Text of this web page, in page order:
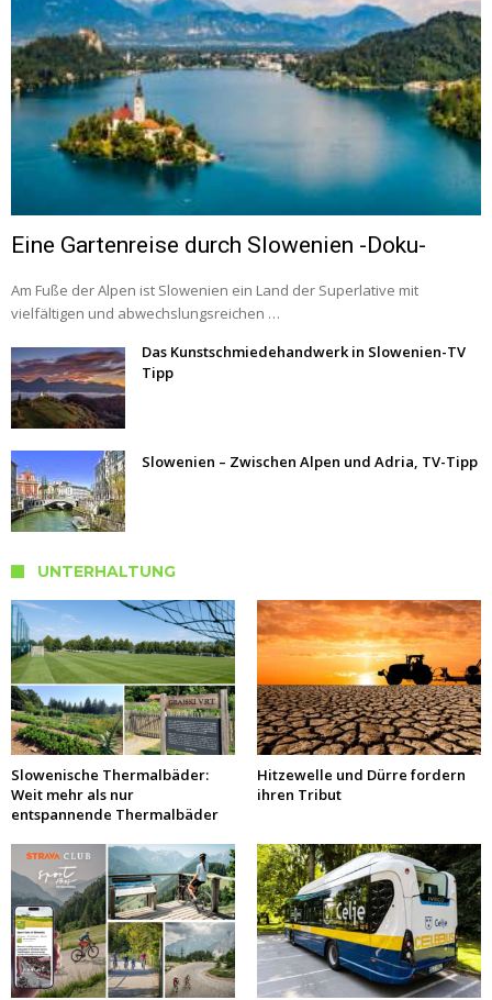
Eine Gartenreise durch Slowenien -Doku-
Am Fuße der Alpen ist Slowenien ein Land der Superlative mit
vielfältigen und abwechslungsreichen …
Das Kunstschmiedehandwerk in Slowenien-TV
Tipp
Slowenien – Zwischen Alpen und Adria, TV-Tipp
UNTERHALTUNG
Slowenische Thermalbäder:
Weit mehr als nur
entspannende Thermalbäder
Hitzewelle und Dürre fordern
ihren Tribut